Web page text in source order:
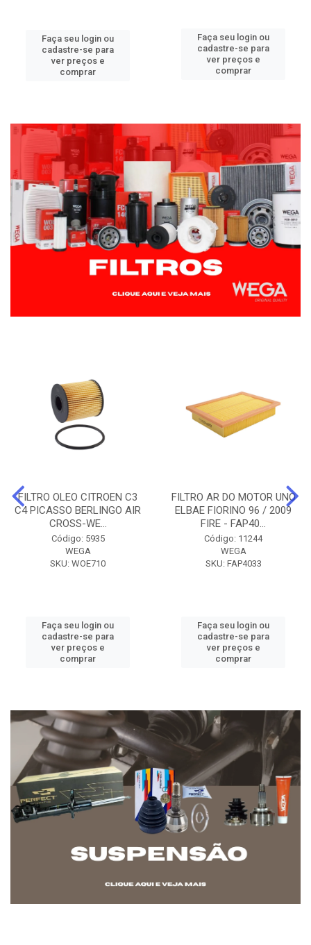
Faça seu login ou
cadastre-se para
ver preços e
comprar
Faça seu login ou
cadastre-se para
ver preços e
comprar
FILTRO OLEO CITROEN C3
C4 PICASSO BERLINGO AIR
CROSS-WE...
Código: 5935
WEGA
SKU: WOE710
Faça seu login ou
cadastre-se para
ver preços e
comprar
FILTRO AR DO MOTOR UNO
ELBAE FIORINO 96 / 2009
FIRE - FAP40...
Código: 11244
WEGA
SKU: FAP4033
Faça seu login ou
cadastre-se para
ver preços e
comprar